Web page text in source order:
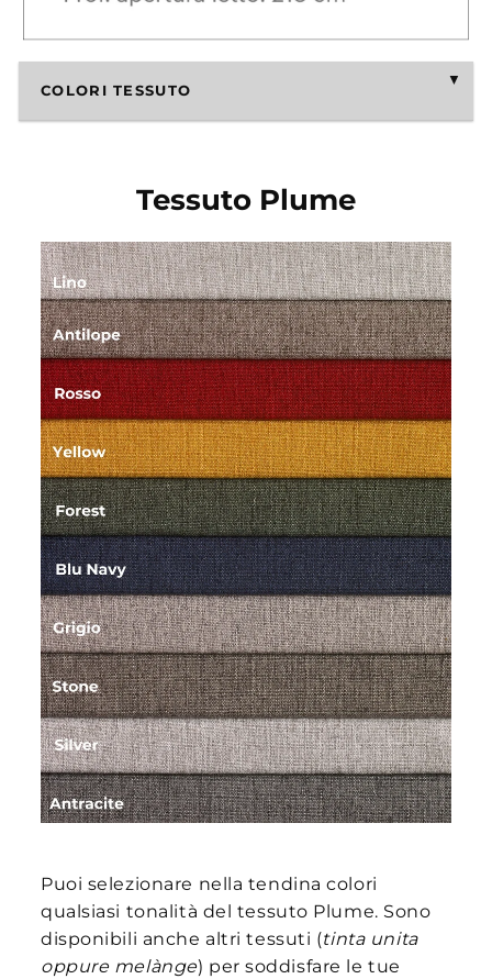
COLORI TESSUTO
Tessuto Plume
Puoi selezionare nella tendina colori
qualsiasi tonalità del tessuto Plume. Sono
disponibili anche altri tessuti (tinta unita
oppure melànge) per soddisfare le tue